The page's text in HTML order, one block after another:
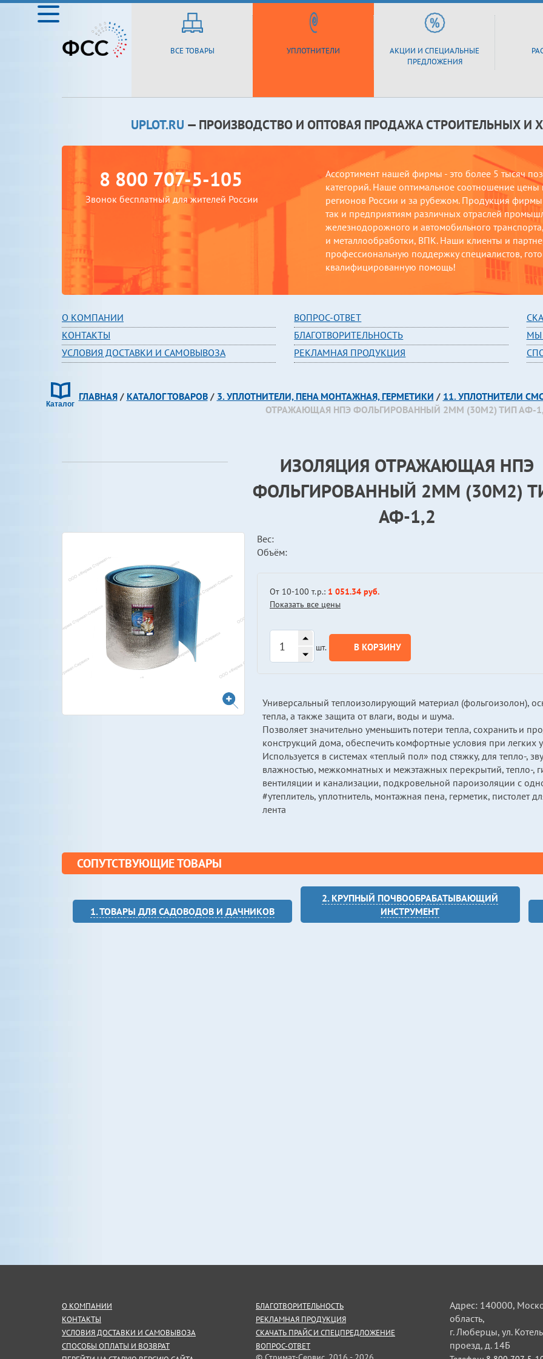
ВСЕ ТОВАРЫ УПЛОТНИТЕЛИ
АКЦИИ И СПЕЦИАЛЬНЫЕ
ПРЕДЛОЖЕНИЯ
UPLOT.RU — ПРОИЗВОДСТВО И ОПТОВАЯ ПРОДАЖА СТРОИТЕЛЬНЫХ И
8 800 707-5-105
Звонок бесплатный для жителей России
Ассортимент нашей фирмы - это более 5 тысяч
категорий. Наше оптимальное соотношение цены
регионов России и за рубежом. Продукция
так и предприятиям различных отраслей
железнодорожного и автомобильного
и металлообработки, ВПК. Наши клиенты и
профессиональную поддержку специалистов,
квалифицированную помощь!
О КОМПАНИИ
КОНТАКТЫ
УСЛОВИЯ ДОСТАВКИ И САМОВЫВОЗА
ВОПРОС-ОТВЕТ
БЛАГОТВОРИТЕЛЬНОСТЬ
РЕКЛАМНАЯ ПРОДУКЦИЯ
МЫ
ГЛАВНАЯ/ КАТАЛОГ ТОВАРОВ/ 3. УПЛОТНИТЕЛИ, ПЕНА МОНТАЖНАЯ, ГЕРМЕТИКИ / 11. УПЛОТНИТЕЛИ СМС
ОТРАЖАЮЩАЯ НПЭ ФОЛЬГИРОВАННЫЙ 2ММ (30М2) ТИП АФ-
ИЗОЛЯЦИЯ ОТРАЖАЮЩАЯ НПЭ
ФОЛЬГИРОВАННЫЙ 2ММ (30М2)
АФ-1,2
Вес:
Объём:
От 10-100 т.р.: 1 051.34 руб.
Показать все цены
шт. В КОРЗИНУ
Универсальный теплоизолирующий материал (фольгоизолон),
тепла, а также защита от влаги, воды и шума.
Позволяет значительно уменьшить потери тепла, сохранить и
конструкций дома, обеспечить комфортные условия при легких
Используется в системах «теплый пол» под стяжку, для тепло-
влажностью, межкомнатных и межэтажных перекрытий, тепло-,
вентиляции и канализации, подкровельной пароизоляции с
#утеплитель, уплотнитель, монтажная пена, герметик, пистолет
лента
СОПУТСТВУЮЩИЕ ТОВАРЫ
1. ТОВАРЫ ДЛЯ САДОВОДОВ И ДАЧНИКОВ
2. КРУПНЫЙ ПОЧВООБРАБАТЫВАЮЩИЙ
ИНСТРУМЕНТ
О КОМПАНИИ
КОНТАКТЫ
УСЛОВИЯ ДОСТАВКИ И САМОВЫВОЗА
СПОСОБЫ ОПЛАТЫ И ВОЗВРАТ
БЛАГОТВОРИТЕЛЬНОСТЬ
РЕКЛАМНАЯ ПРОДУКЦИЯ
СКАЧАТЬ ПРАЙС И СПЕЦПРЕДЛОЖЕНИЕ
ВОПРОС-ОТВЕТ
Адрес: 140000,
область,
г. Люберцы, ул.
проезд, д. 14Б